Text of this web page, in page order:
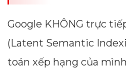
Google KHÔNG trực
(Latent Semantic
toán xếp hạng của